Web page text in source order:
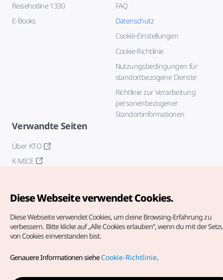
Reisehotline 1330
E-Books
FAQ
Datenschutz
Cookie-Einstellungen
Cookie-Richtlinie
Nutzungsbedingungen für
standortbezogene Dienste
Richtlinie zur Verarbeitung
personenbezogener
Standortinformationen
Verwandte Seiten
Über KTO
K-MICE
vorbehalten.
dieoffizielle E-Mail-Adresse
Diese Webseite verwendet Cookies.
Diese Webseite verwendet Cookies, um deine Browsing-Erfahrung zu
verbessern. Bitte klicke auf „Alle Cookies erlauben“, wenn du mit der
von Cookies einverstanden bist.
Genauere Informationen sieheCookie-Richtlinie.